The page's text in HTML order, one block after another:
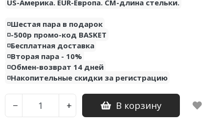
US-Америка. EUR-Европа. CM-длина стельки.
◽️Шестая пара в подарок
◽️-500р промо-код BASKET
◽️Бесплатная доставка
◽️Вторая пара - 10%
◽️Обмен-возврат 14 дней
◽️Накопительные скидки за регистрацию
− + В корзину